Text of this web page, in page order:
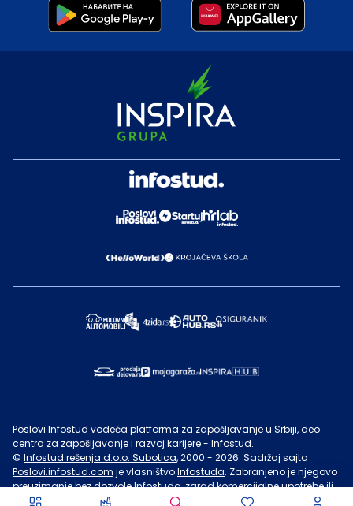
Poslovi Infostud vodeća platforma za zapošljavanje u Srbiji, deo
centra za zapošljavanje i razvoj karijere - Infostud.
© Infostud rešenja d.o.o. Subotica, 2000 - 2026. Sadržaj sajta
Poslovi.infostud.com je vlasništvoInfostuda. Zabranjeno je njegovo
preuzimanje bez dozvoleInfostuda, zarad komercijalne upotrebe ili
u druge svrhe, osim za lične potrebe posetilaca sajta.